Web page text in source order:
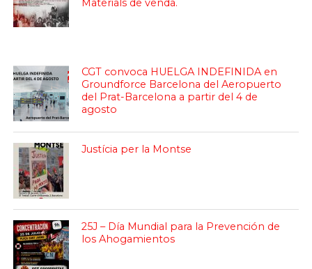
Materials de venda.
CGT convoca HUELGA INDEFINIDA en
Groundforce Barcelona del Aeropuerto
del Prat-Barcelona a partir del 4 de
agosto
Justícia per la Montse
25J – Día Mundial para la Prevención de
los Ahogamientos